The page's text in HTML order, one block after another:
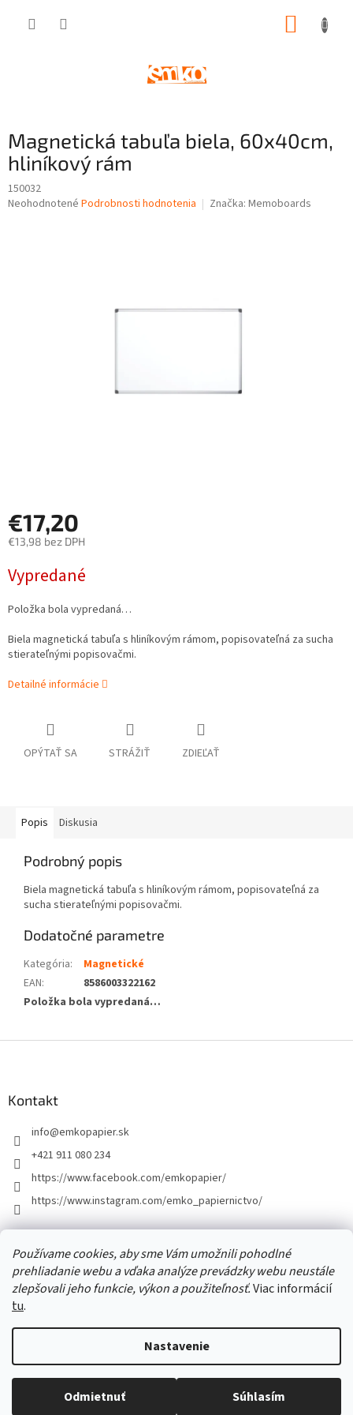
Používame cookies, aby sme Vám umožnili pohodlné
prehliadanie webu a vďaka analýze prevádzky webu neustále
zlepšovali jeho funkcie, výkon a použiteľnosť.Viac informácií
tu.
Nastavenie
Odmietnuť Súhlasím
Magnetická tabuľa biela, 60x40cm,
hliníkový rám
150032
Priemerné
Neohodnotené Podrobnosti hodnotenia Značka: Memoboards
€17,20
€13,98 bez DPH
cena:
Vypredané
Položka bola vypredaná…
Biela magnetická tabuľa s hliníkovým rámom, popisovateľná za sucha
stierateľnými popisovačmi.
Detailné informácie
OPÝTAŤ SA STRÁŽIŤ ZDIEĽAŤ
Popis Diskusia
Podrobný popis
Biela magnetická tabuľa s hliníkovým rámom, popisovateľná za
sucha stierateľnými popisovačmi.
Dodatočné parametre
Kategória:
Magnetické
EAN:
8586003322162
Položka bola vypredaná…
Kontakt
info@emkopapier.sk
+421 911 080 234
https://www.facebook.com/emkopapier/
https://www.instagram.com/emko_papiernictvo/
Facebook
Copyright 2026EMKOpapier. Všetky práva vyhradené.Upraviť